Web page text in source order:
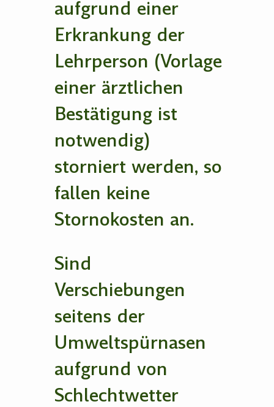
aufgrund einer
Erkrankung der
Lehrperson (Vorlage
einer ärztlichen
Bestätigung ist
notwendig)
storniert werden, so
fallen keine
Stornokosten an.
Sind
Verschiebungen
seitens der
Umweltspürnasen
aufgrund von
Schlechtwetter